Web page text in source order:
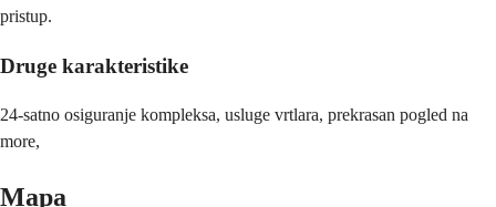
pristup.
Druge karakteristike
24-satno osiguranje kompleksa, usluge vrtlara, prekrasan pogled na
more,
Mapa